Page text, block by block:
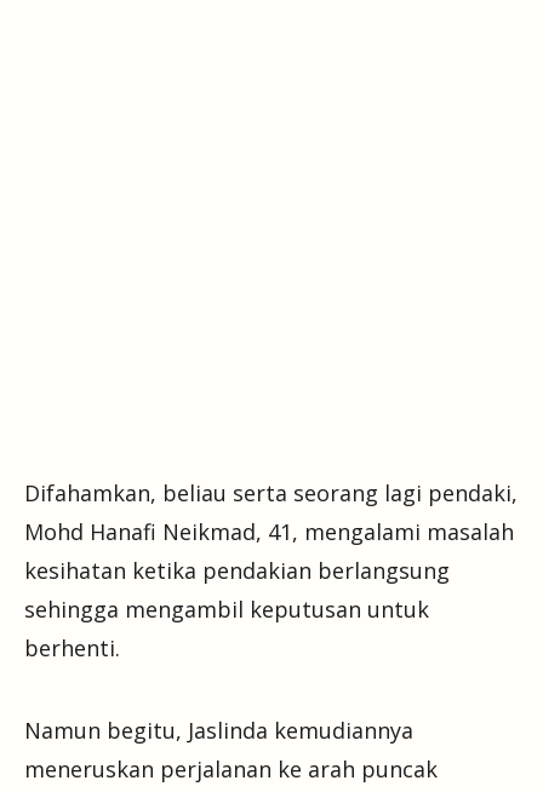
Difahamkan, beliau serta seorang lagi pendaki,
Mohd Hanafi Neikmad, 41, mengalami masalah
kesihatan ketika pendakian berlangsung
sehingga mengambil keputusan untuk
berhenti.
Namun begitu, Jaslinda kemudiannya
meneruskan perjalanan ke arah puncak